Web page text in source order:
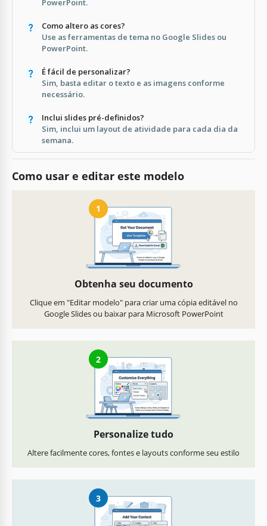
Como altero as cores?
Use as ferramentas de tema no Google Slides ou
PowerPoint.
É fácil de personalizar?
Sim, basta editar o texto e as imagens conforme
necessário.
Inclui slides pré-definidos?
Sim, inclui um layout de atividade para cada dia da
semana.
Como usar e editar este modelo
1
Obtenha seu documento
Clique em "Editar modelo" para criar uma cópia editável no
Google Slides ou baixar para Microsoft PowerPoint
2
Personalize tudo
Altere facilmente cores, fontes e layouts conforme seu estilo
3